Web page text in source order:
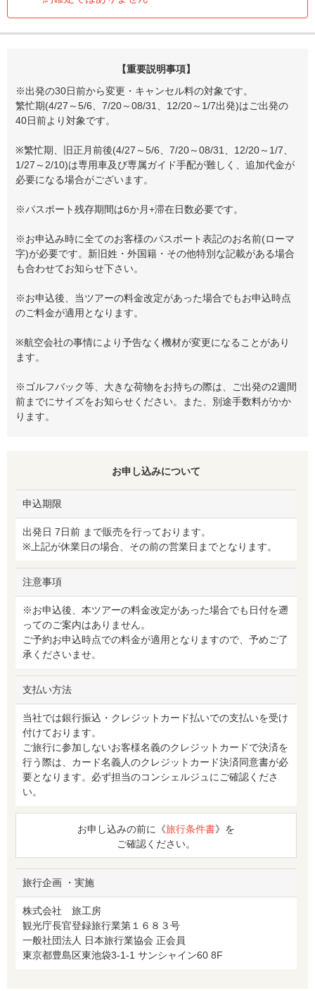
【重要説明事項】
※出発の30日前から変更・キャンセル料の対象です。
繁忙期(4/27～5/6、7/20～08/31、12/20～1/7出発)はご出発の
40日前より対象です。
※繁忙期、旧正月前後(4/27～5/6、7/20～08/31、12/20～1/7、
1/27～2/10)は専用車及び専属ガイド手配が難しく、追加代金が
必要になる場合がございます。
※パスポート残存期間は6か月+滞在日数必要です。
※お申込み時に全てのお客様のパスポート表記のお名前(ローマ
字)が必要です。新旧姓・外国籍・その他特別な記載がある場合
も合わせてお知らせ下さい。
※お申込後、当ツアーの料金改定があった場合でもお申込時点
のご料金が適用となります。
※航空会社の事情により予告なく機材が変更になることがあり
ます。
※ゴルフバック等、大きな荷物をお持ちの際は、ご出発の2週間
前までにサイズをお知らせください。また、別途手数料がかか
ります。
お申し込みについて
申込期限
出発日 7日前 まで販売を行っております。
※上記が休業日の場合、その前の営業日までとなります。
注意事項
※お申込後、本ツアーの料金改定があった場合でも日付を遡
ってのご案内はありません。
ご予約お申込時点での料金が適用となりますので、予めご了
承くださいませ。
支払い方法
当社では銀行振込・クレジットカード払いでの支払いを受け
付けております。
ご旅行に参加しないお客様名義のクレジットカードで決済を
行う際は、カード名義人のクレジットカード決済同意書が必
要となります。必ず担当のコンシェルジュにご確認くださ
い。
お申し込みの前に《旅行条件書》を
ご確認ください。
旅行企画 ・実施
株式会社 旅工房
観光庁長官登録旅行業第１６８３号
一般社団法人 日本旅行業協会 正会員
東京都豊島区東池袋3-1-1 サンシャイン60 8F